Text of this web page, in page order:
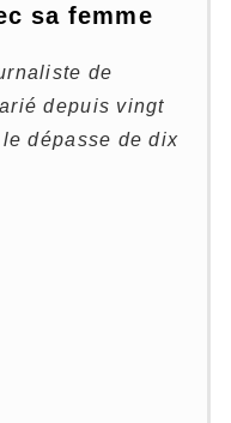
sa femme
de
depuis vingt
dépasse de dix